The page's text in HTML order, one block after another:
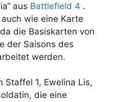
aus Battlefield 4 .
wie eine Karte
die Basiskarten von
der Saisons des
werden.
Staffel 1, Ewelina Lis,
die eine